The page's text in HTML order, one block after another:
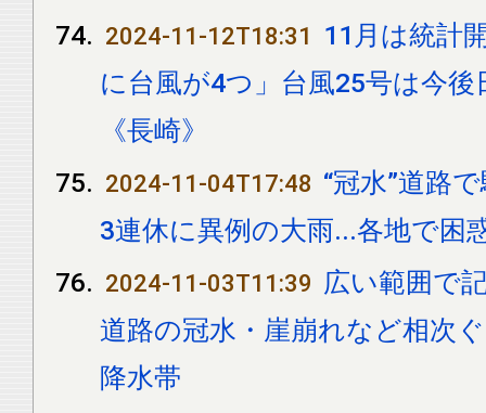
2024-11-12T18:31
11月は統計
に台風が4つ」台風25号は今
《長崎》
2024-11-04T17:48 “冠水”道路
3連休に異例の大雨...各地で困
2024-11-03T11:39 広い範囲で
道路の冠水・崖崩れなど相次
降水帯